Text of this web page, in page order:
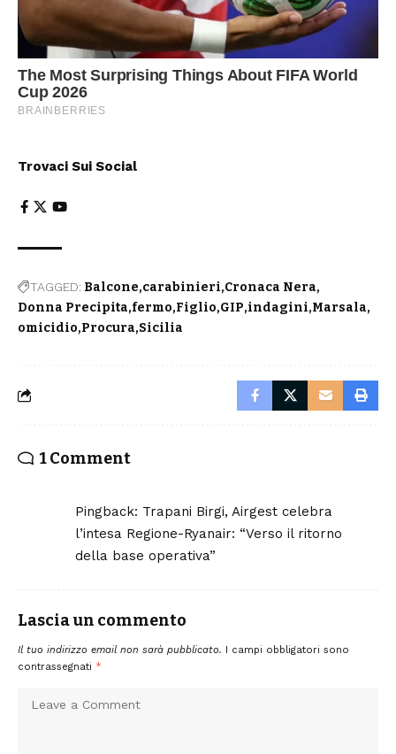
Trovaci Sui Social
TAGGED: Balcone carabinieri Cronaca Nera
Donna Precipita fermo Figlio GIP indagini Marsala
omicidio Procura Sicilia
1 Comment
Pingback: Trapani Birgi, Airgest celebra
l’intesa Regione-Ryanair: “Verso il ritorno
della base operativa”
Lascia un commento
Il tuo indirizzo email non sarà pubblicato. I campi obbligatori sono
contrassegnati *